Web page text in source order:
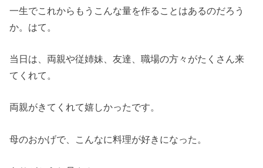
一生でこれからもうこんな量を作ることはあるのだろう
か。はて。
当日は、両親や従姉妹、友達、職場の方々がたくさん来
てくれて。
両親がきてくれて嬉しかったです。
母のおかげで、こんなに料理が好きになった。